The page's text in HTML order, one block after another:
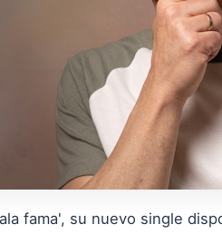
fama', su nuevo single